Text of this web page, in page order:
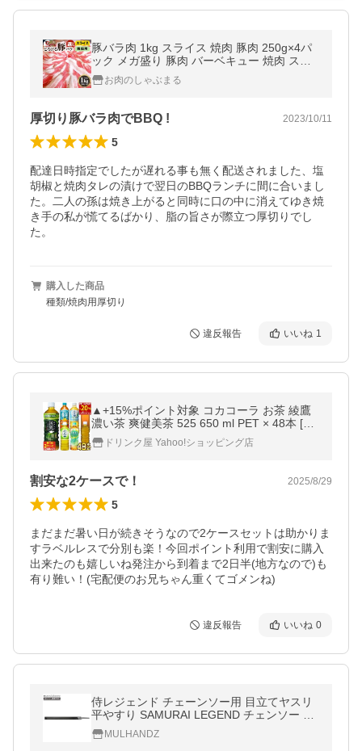
豚バラ肉 1kg スライス 焼肉 豚肉 250g×4パ
ック メガ盛り 豚肉 バーベキュー 焼肉 スラ
イス バラ 小分け 便利 爆買
お肉のしゃぶまる
厚切り豚バラ肉でBBQ ! 2023/10/11
5
配達日時指定でしたが遅れる事も無く配送されました、塩
胡椒と焼肉タレの漬けで翌日のBBQランチに間に合いまし
た。二人の孫は焼き上がると同時に口の中に消えてゆき焼
き手の私が慌てるばかり、脂の旨さが際立つ厚切りでし
た。
購入した商品
種類/焼肉用厚切り
違反報告 いいね 1
▲+15%ポイント対象 コカコーラ お茶 綾鷹
濃い茶 爽健美茶 525 650 ml PET × 48本 [24
本×2箱] 選り取り 【2〜3営業日以内に出荷】
送料無料
ドリンク屋 Yahoo!ショッピング店
割安な2ケースで！ 2025/8/29
5
まだまだ暑い日が続きそうなので2ケースセットは助かりま
すラベルレスで分別も楽！今回ポイント利用で割安に購入
出来たのも嬉しいね発注から到着まで2日半(地方なので)も
有り難い！(宅配便のお兄ちゃん重くてゴメンね)
違反報告 いいね 0
侍レジェンド チェーンソー用 目立てヤスリ
平やすり SAMURAI LEGEND チェンソー 平
ヤスリ ハリマ興産
MULHANDZ